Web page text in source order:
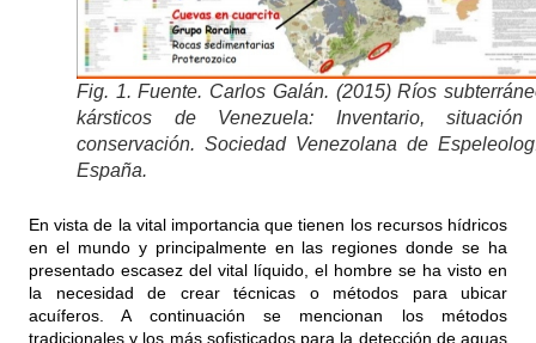
Fig. 1. Fuente. Carlos Galán. (2015) Ríos
kársticos de Venezuela: Inventario,
conservación. Sociedad Venezolana de
España.
En vista de la vital importancia que tienen los recursos hídricos
en el mundo y principalmente en las regiones donde se ha
presentado escasez del vital líquido, el hombre se ha visto en
la necesidad de crear técnicas o métodos para ubicar
acuíferos. A continuación se mencionan los métodos
tradicionales y los más sofisticados para la detección de aguas